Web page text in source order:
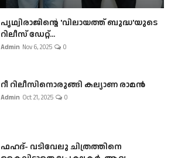
പൃഥ്വിരാജിന്റെ 'വിലായത്ത് ബുദ്ധ'യുടെ
റിലീസ് ഡേറ്റ്...
Admin Nov 6, 2025 0
റീ റിലീസിനൊരുങ്ങി കല്യാണ രാമൻ
Admin Oct 21, 2025 0
ഫഹദ്- വടിവേലു ചിത്രത്തിനെ